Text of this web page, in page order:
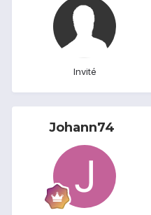
Invité
Johann74